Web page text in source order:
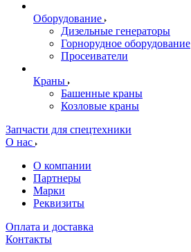
Оборудование
Дизельные генераторы
Горнорудное оборудование
Просеиватели
Краны
Башенные краны
Козловые краны
Запчасти для спецтехники
О нас
О компании
Партнеры
Марки
Реквизиты
Оплата и доставка
Контакты